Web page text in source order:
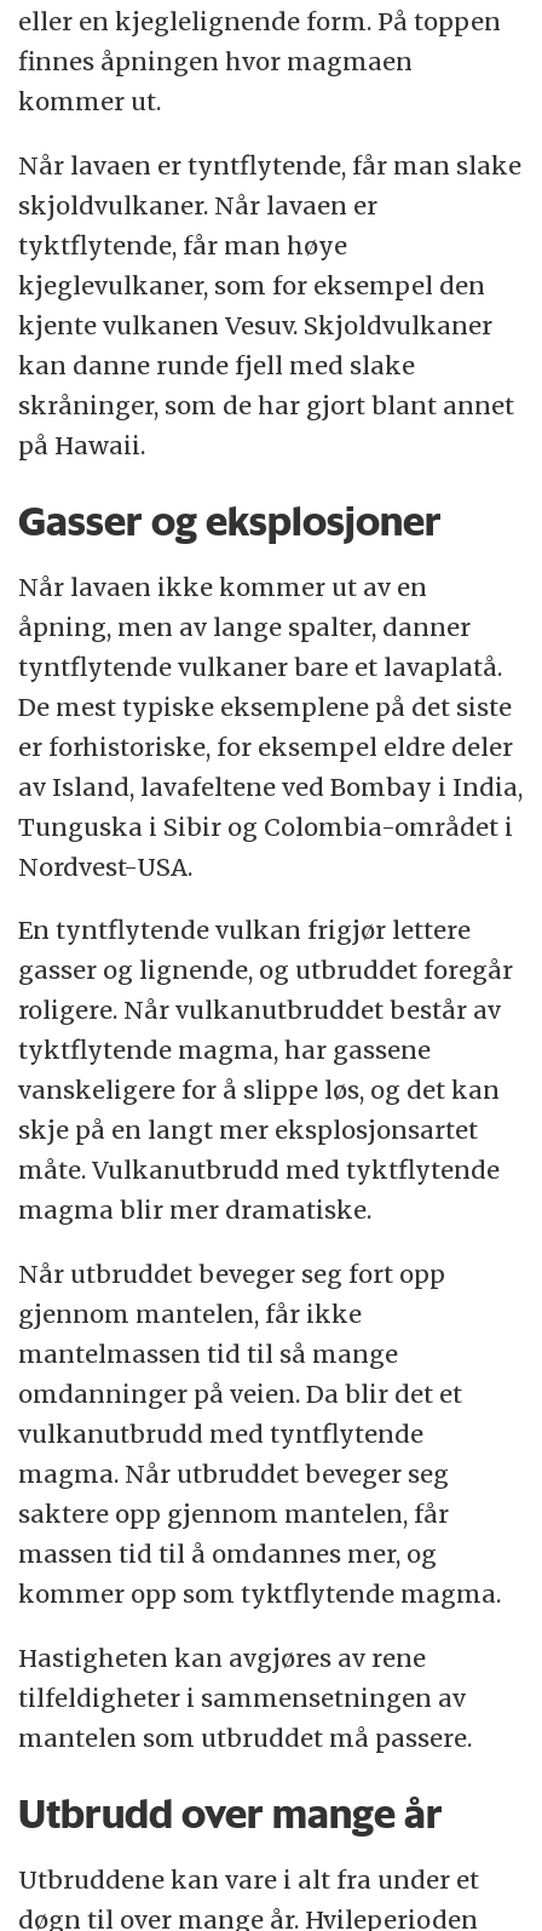
eller en kjeglelignende form. På toppen
finnes åpningen hvor magmaen
kommer ut.
Når lavaen er tyntflytende, får man slake
skjoldvulkaner. Når lavaen er
tyktflytende, får man høye
kjeglevulkaner, som for eksempel den
kjente vulkanen Vesuv. Skjoldvulkaner
kan danne runde fjell med slake
skråninger, som de har gjort blant annet
på Hawaii.
Gasser og eksplosjoner
Når lavaen ikke kommer ut av en
åpning, men av lange spalter, danner
tyntflytende vulkaner bare et lavaplatå.
De mest typiske eksemplene på det siste
er forhistoriske, for eksempel eldre deler
av Island, lavafeltene ved Bombay i India,
Tunguska i Sibir og Colombia-området i
Nordvest-USA.
En tyntflytende vulkan frigjør lettere
gasser og lignende, og utbruddet foregår
roligere. Når vulkanutbruddet består av
tyktflytende magma, har gassene
vanskeligere for å slippe løs, og det kan
skje på en langt mer eksplosjonsartet
måte. Vulkanutbrudd med tyktflytende
magma blir mer dramatiske.
Når utbruddet beveger seg fort opp
gjennom mantelen, får ikke
mantelmassen tid til så mange
omdanninger på veien. Da blir det et
vulkanutbrudd med tyntflytende
magma. Når utbruddet beveger seg
saktere opp gjennom mantelen, får
massen tid til å omdannes mer, og
kommer opp som tyktflytende magma.
Hastigheten kan avgjøres av rene
tilfeldigheter i sammensetningen av
mantelen som utbruddet må passere.
Utbrudd over mange år
Utbruddene kan vare i alt fra under et
døgn til over mange år. Hvileperioden